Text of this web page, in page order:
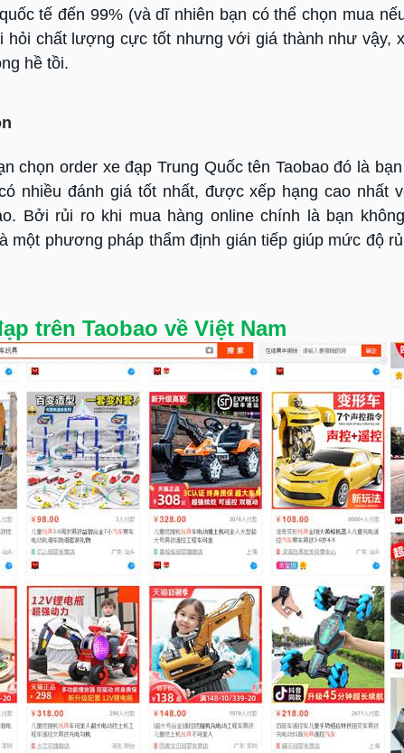
tế đến 99% (và dĩ nhiên bạn có thể chọn mua
hỏi chất lượng cực tốt nhưng với giá thành như vậy,
hề tồi.
chọn order xe đạp Trung Quốc tên Taobao đó là
nhiều đánh giá tốt nhất, được xếp hạng cao nhất
Bởi rủi ro khi mua hàng online chính là bạn
một phương pháp thẩm định gián tiếp giúp mức độ
trên Taobao về Việt Nam